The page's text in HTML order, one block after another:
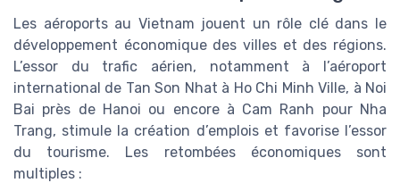
Les aéroports au Vietnam jouent un rôle clé dans le
développement économique des villes et des régions.
L’essor du trafic aérien, notamment à l’aéroport
international de Tan Son Nhat à Ho Chi Minh Ville, à Noi
Bai près de Hanoi ou encore à Cam Ranh pour Nha
Trang, stimule la création d’emplois et favorise l’essor
du tourisme. Les retombées économiques sont
multiples :